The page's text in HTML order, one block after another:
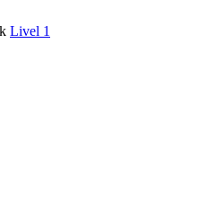
Livel 1